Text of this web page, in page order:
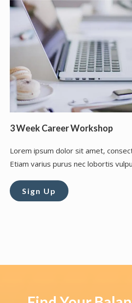
3 Week Career Workshop
Lorem ipsum dolor sit amet,
Etiam varius purus nec lobortis
Sign Up